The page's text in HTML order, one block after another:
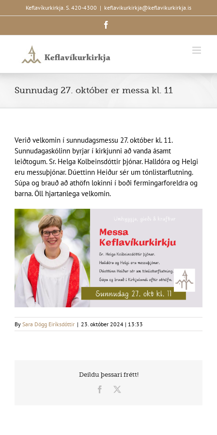
to
Keflavíkurkirkja. S. 420-4300 | keflavikurkirkja@keflavikurkirkja.is
Sunnudag 27. október er messa kl. 11
Verið velkomin í sunnudagsmessu 27. október kl. 11.
Sunnudagaskólinn byrjar í kirkjunni að vanda ásamt
leiðtogum. Sr. Helga Kolbeinsdóttir þjónar. Halldóra og Helgi
eru messuþjónar. Dúettinn Heiður sér um tónlistarflutning.
Súpa og brauð að athöfn lokinni í boði fermingarforeldra og
barna. Öll hjartanlega velkomin.
By Sara Dögg Eiríksdóttir | 23. október 2024 | 13:33
Deildu þessari frétt!
Facebook